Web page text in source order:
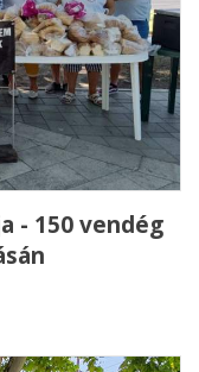
- 150 vendég